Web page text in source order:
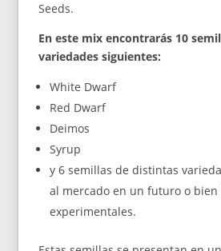
Seeds.
En este mix encontrarás 10
variedades siguientes:
White Dwarf
Red Dwarf
Deimos
Syrup
y 6 semillas de distintas
al mercado en un futuro o
experimentales.